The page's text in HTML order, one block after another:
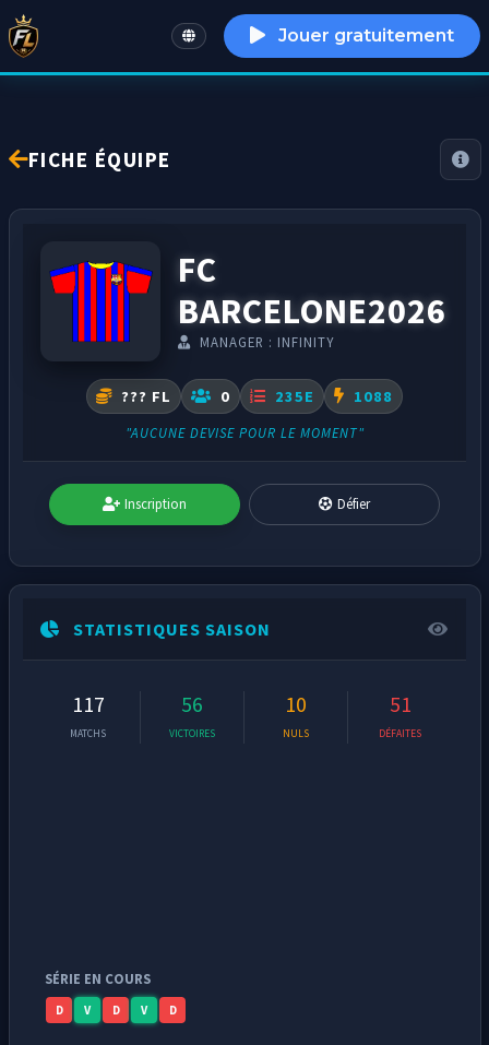
English Jouer gratuitement
FICHE ÉQUIPE
FC
BARCELONE2026
MANAGER : INFINITY
??? FL 0 235E 1088
"AUCUNE DEVISE POUR LE MOMENT"
Inscription Défier
STATISTIQUES SAISON
117
MATCHS
56
VICTOIRES
10
NULS
51
DÉFAITES
SÉRIE EN COURS
D V D V D